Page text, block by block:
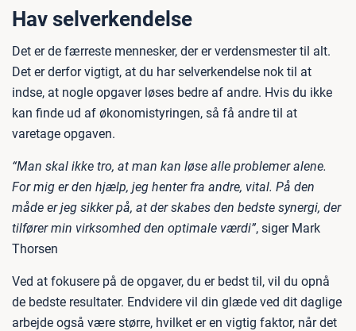
Hav selverkendelse
Det er de færreste mennesker, der er verdensmester til alt.
Det er derfor vigtigt, at du har selverkendelse nok til at
indse, at nogle opgaver løses bedre af andre. Hvis du ikke
kan finde ud af økonomistyringen, så få andre til at
varetage opgaven.
“Man skal ikke tro, at man kan løse alle problemer alene.
For mig er den hjælp, jeg henter fra andre, vital. På den
måde er jeg sikker på, at der skabes den bedste synergi, der
tilfører min virksomhed den optimale værdi”, siger Mark
Thorsen
Ved at fokusere på de opgaver, du er bedst til, vil du opnå
de bedste resultater. Endvidere vil din glæde ved dit daglige
arbejde også være større, hvilket er en vigtig faktor, når det